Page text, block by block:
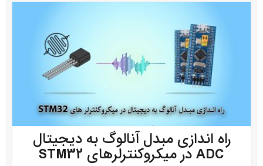
راه اندازی مبدل آنالوگ به دیجیتال
ADC در میکروکنترلرهای STM32